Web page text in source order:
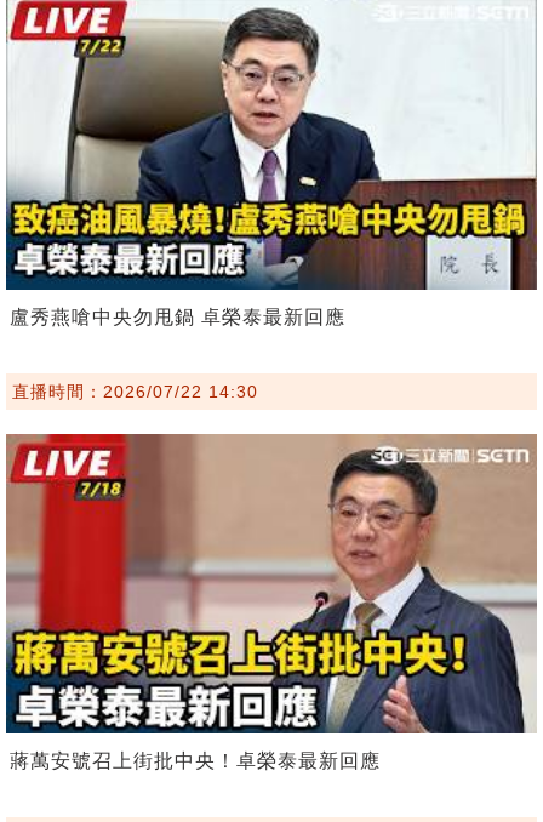
盧秀燕嗆中央勿甩鍋 卓榮泰最新回應
直播時間：2026/07/22 14:30
蔣萬安號召上街批中央！卓榮泰最新回應